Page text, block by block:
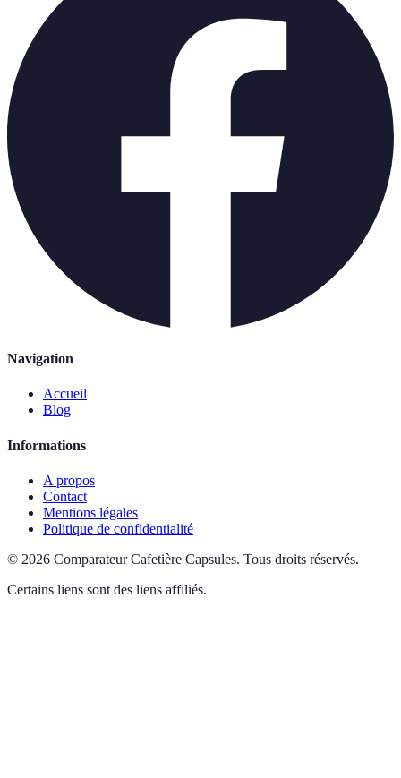
Navigation
Accueil
Blog
Informations
A propos
Contact
Mentions légales
Politique de confidentialité
© 2026 Comparateur Cafetière Capsules. Tous droits réservés.
Certains liens sont des liens affiliés.